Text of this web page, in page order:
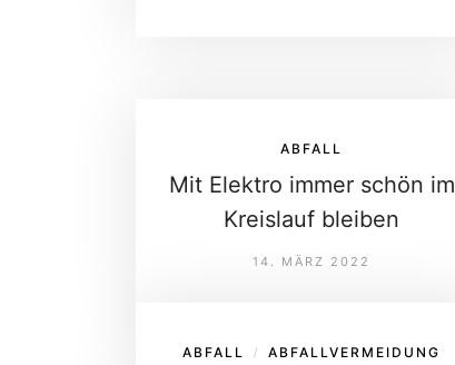
ABFALL
Mit Elektro immer schön im
Kreislauf bleiben
14. MÄRZ 2022
ABFALL / ABFALLVERMEIDUNG